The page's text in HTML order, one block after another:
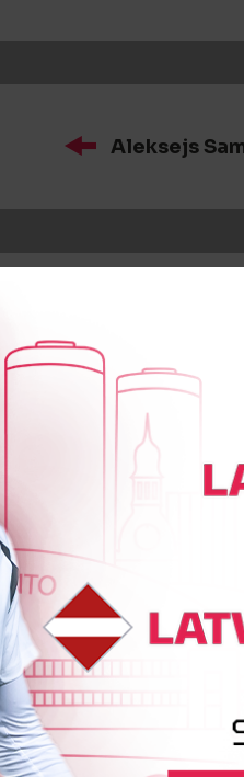
Aleksejs
Vārtus guva
Dmitrijs